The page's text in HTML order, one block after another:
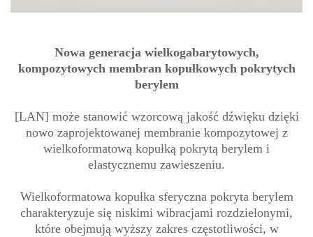
Nowa generacja wielkogabarytowych,
kompozytowych membran kopułkowych pokrytych
berylem
[LAN] może stanowić wzorcową jakość dźwięku dzięki
nowo zaprojektowanej membranie kompozytowej z
wielkoformatową kopułką pokrytą berylem i
elastycznemu zawieszeniu.
Wielkoformatowa kopułka sferyczna pokryta berylem
charakteryzuje się niskimi wibracjami rozdzielonymi,
które obejmują wyższy zakres częstotliwości, w